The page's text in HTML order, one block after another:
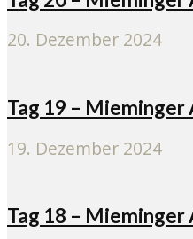
20. Dezember 2024
Tag 19 –
19. Dezember 2024
Tag 18 –